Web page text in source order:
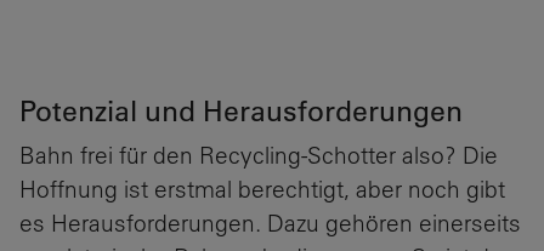
Potenzial und Herausforderungen
Bahn frei für den Recycling-Schotter also? Die
Hoffnung ist erstmal berechtigt, aber noch gibt
es Herausforderungen. Dazu gehören einerseits